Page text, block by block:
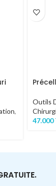
,
Outils
47.000